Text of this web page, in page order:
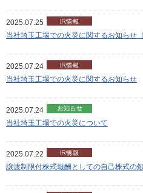
2025.07.25
当社埼玉工場での火災に関するお知らせ
2025.07.24
当社埼玉工場での火災に関するお知らせ
2025.07.24
当社埼玉工場での火災について
2025.07.22
譲渡制限付株式報酬としての自己株式の